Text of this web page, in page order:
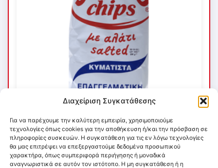
Διαχείριση Συγκατάθεσης
Για να παρέχουμε την καλύτερη εμπειρία, χρησιμοποιούμε
τεχνολογίες όπως cookies για την αποθήκευση ή/και την πρόσβαση σε
πληροφορίες συσκευών. Η συγκατάθεση για τις εν λόγω τεχνολογίες
θα μας επιτρέψει να επεξεργαστούμε δεδομένα προσωπικού
χαρακτήρα, όπως συμπεριφορά περιήγησης ή μοναδικά
αναγνωριστικά σε αυτόν τον ιστότοπο. Η μη συγκατάθεση ή η